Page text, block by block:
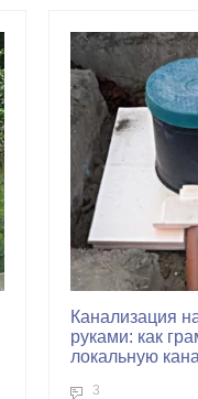
Канализация
руками: как
локальную
3